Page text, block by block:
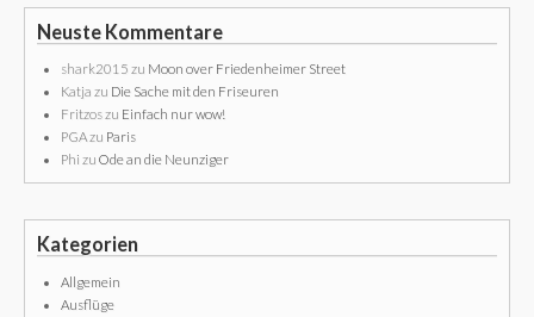
Neuste Kommentare
shark2015 zu Moon over Friedenheimer Street
Katja zu Die Sache mit den Friseuren
Fritzoszu Einfach nur wow!
PGAzu Paris
Phi zu Ode an die Neunziger
Kategorien
Allgemein
Ausflüge